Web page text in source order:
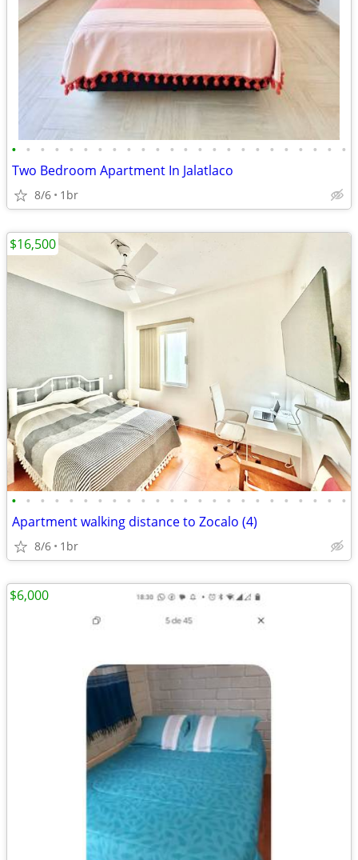
• • • • • • • • • • • • • • • • • • • • • • • •
Two Bedroom Apartment In Jalatlaco
8/6 1br
• • • • • • • • • • • • • • • • • • • • • • • •
Apartment walking distance to Zocalo (4)
8/6 1br
$16,500
$6,000